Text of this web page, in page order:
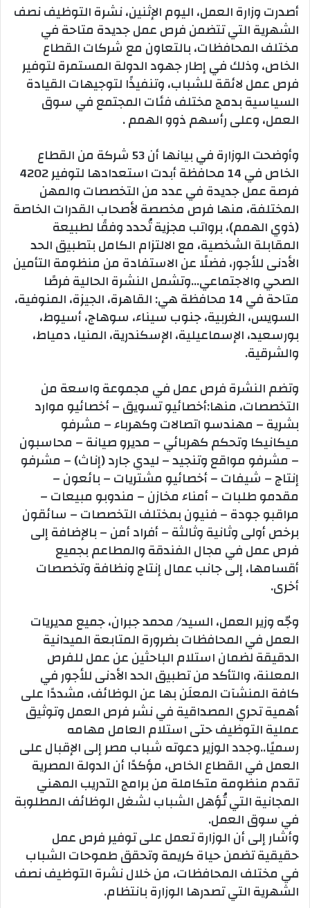
أصدرت وزارة العمل، اليوم الإثنين، نشرة التوظيف نصف
الشهرية التي تتضمن فرص عمل جديدة متاحة في
مختلف المحافظات، بالتعاون مع شركات القطاع
الخاص، وذلك في إطار جهود الدولة المستمرة لتوفير
فرص عمل لائقة للشباب، وتنفيذًا لتوجيهات القيادة
السياسية بدمج مختلف فئات المجتمع في سوق
العمل، وعلى رأسهم ذوو الهمم .
وأوضحت الوزارة في بيانها أن 53 شركة من القطاع
الخاص في 14 محافظة أبدت استعدادها لتوفير 4202
فرصة عمل جديدة في عدد من التخصصات والمهن
المختلفة، منها فرص مخصصة لأصحاب القدرات الخاصة
(ذوي الهمم)، برواتب مجزية تُحدد وفقًا لطبيعة
المقابلة الشخصية، مع الالتزام الكامل بتطبيق الحد
الأدنى للأجور، فضلًا عن الاستفادة من منظومة التأمين
الصحي والاجتماعي…وتشمل النشرة الحالية فرصًا
متاحة في 14 محافظة هي: القاهرة، الجيزة، المنوفية،
السويس، الغربية، جنوب سيناء، سوهاج، أسيوط،
بورسعيد، الإسماعيلية، الإسكندرية، المنيا، دمياط،
والشرقية.
وتضم النشرة فرص عمل في مجموعة واسعة من
التخصصات، منها:أخصائيو تسويق – أخصائيو موارد
بشرية – مهندسو اتصالات وكهرباء – مشرفو
ميكانيكا وتحكم كهربائي – مديرو صيانة – محاسبون
– مشرفو مواقع وتنجيد – ليدي جارد (إناث) – مشرفو
إنتاج – شيفات – أخصائيو مشتريات – بائعون –
مقدمو طلبات – أمناء مخازن – مندوبو مبيعات –
مراقبو جودة – فنيون بمختلف التخصصات – سائقون
برخص أولى وثانية وثالثة – أفراد أمن – بالإضافة إلى
فرص عمل في مجال الفندقة والمطاعم بجميع
أقسامها، إلى جانب عمال إنتاج ونظافة وتخصصات
أخرى.
وجّه وزير العمل، السيد/ محمد جبران، جميع مديريات
العمل في المحافظات بضرورة المتابعة الميدانية
الدقيقة لضمان استلام الباحثين عن عمل للفرص
المعلنة، والتأكد من تطبيق الحد الأدنى للأجور في
كافة المنشآت المعلَن بها عن الوظائف، مشددًا على
أهمية تحري المصداقية في نشر فرص العمل وتوثيق
عملية التوظيف حتى استلام العامل مهامه
رسميًا..وجدد الوزير دعوته شباب مصر إلى الإقبال على
العمل في القطاع الخاص، مؤكدًا أن الدولة المصرية
تقدم منظومة متكاملة من برامج التدريب المهني
المجانية التي تُؤهل الشباب لشغل الوظائف المطلوبة
في سوق العمل.
وأشار إلى أن الوزارة تعمل على توفير فرص عمل
حقيقية تضمن حياة كريمة وتحقق طموحات الشباب
في مختلف المحافظات، من خلال نشرة التوظيف نصف
الشهرية التي تصدرها الوزارة بانتظام.